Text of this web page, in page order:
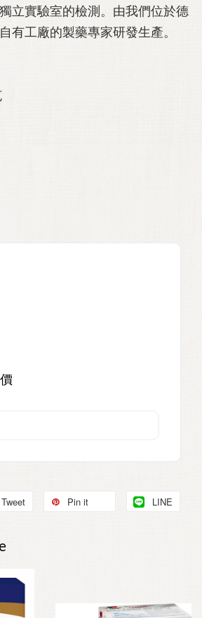
立實驗室的檢測。由我們位於德
有工廠的製藥專家研發生產。
Tweet Pin it LINE